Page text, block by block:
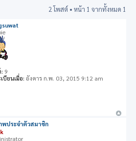
2 โพสต์ • หน้า 1 จากทั้งหมด 1
9
บียนเมื่อ: อังคาร ก.พ. 03, 2015 9:12 am